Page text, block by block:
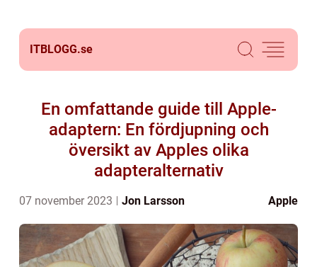
ITBLOGG.se
En omfattande guide till Apple-
adaptern: En fördjupning och
översikt av Apples olika
adapteralternativ
07 november 2023 Jon Larsson Apple